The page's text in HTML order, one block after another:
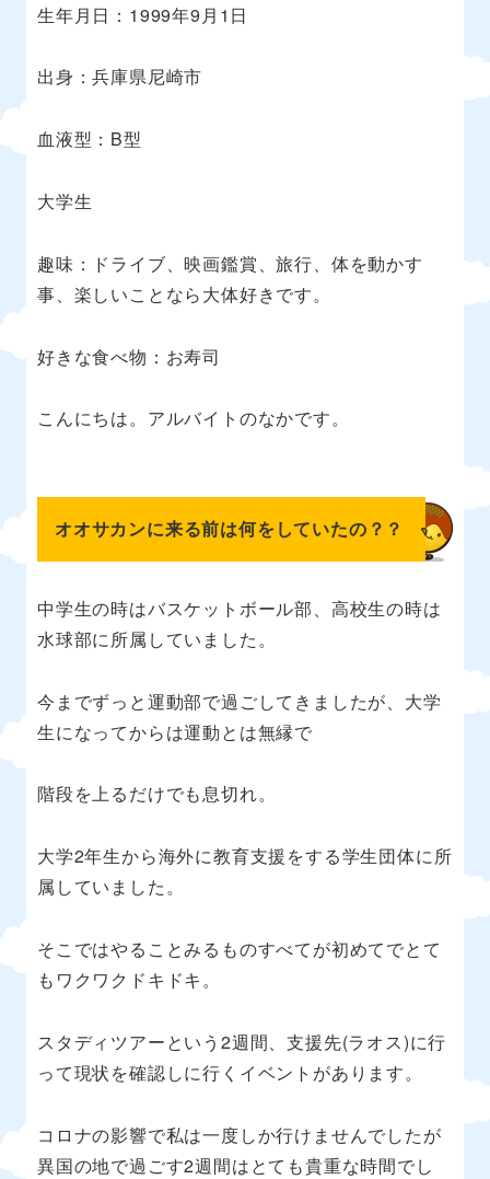
生年月日：1999年9月1日
出身：兵庫県尼崎市
血液型：B型
大学生
趣味：ドライブ、映画鑑賞、旅行、体を動かす
事、楽しいことなら大体好きです。
好きな食べ物：お寿司
こんにちは。アルバイトのなかです。
オオサカンに来る前は何をしていたの？？
中学生の時はバスケットボール部、高校生の時は
水球部に所属していました。
今までずっと運動部で過ごしてきましたが、大学
生になってからは運動とは無縁で
階段を上るだけでも息切れ。
大学2年生から海外に教育支援をする学生団体に所
属していました。
そこではやることみるものすべてが初めてでとて
もワクワクドキドキ。
スタディツアーという2週間、支援先(ラオス)に行
って現状を確認しに行くイベントがあります。
コロナの影響で私は一度しか行けませんでしたが
異国の地で過ごす2週間はとても貴重な時間でし